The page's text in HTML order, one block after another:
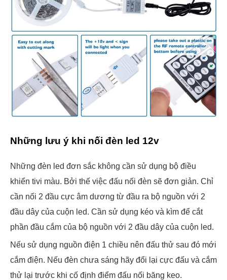
Những lưu ý khi nối đèn led 12v
Những đèn led đơn sắc không cần sử dụng bộ điều
khiển tivi màu. Bởi thế việc đấu nối đèn sẽ đơn giản. Chỉ
cần nối 2 đầu cực âm dương từ đầu ra bộ nguồn với 2
đầu dây của cuộn led. Cần sử dụng kéo và kìm để cắt
phần đầu cắm của bộ nguồn với 2 đầu dây của cuộn led.
Nếu sử dụng nguồn điện 1 chiều nên đấu thử sau đó mới
cắm điện. Nếu đèn chưa sáng hãy đổi lại cực đấu và cắm
thử lại trước khi cố định điểm đấu nối băng keo.